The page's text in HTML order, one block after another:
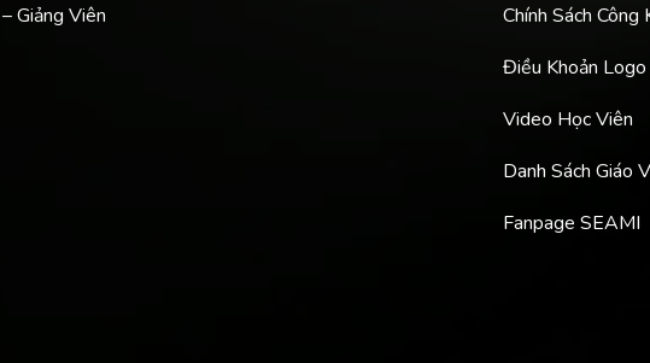
Giảng Viên
Chính Sách Công
Điều Khoản Logo
Video Học Viên
Danh Sách Giáo
Fanpage SEAMI